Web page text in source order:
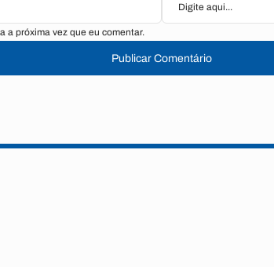
a próxima vez que eu comentar.
Publicar Comentário